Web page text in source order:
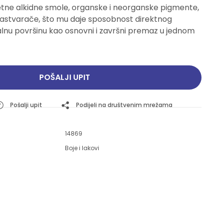
Pogledajte ponudu
Pogledajte ponudu
alkidne smole, organske i neorganske pigmente,
što mu daje sposobnost direktnog
površinu kao osnovni i završni premaz u jednom
POŠALJI UPIT
Pošalji upit Podijeli na društvenim mrežama
14869
Boje i lakovi